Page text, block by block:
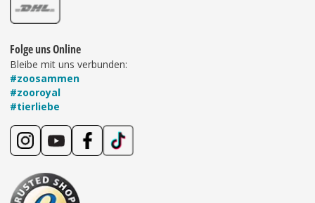
Folge uns Online
Bleibe mit uns verbunden:
#zoosammen
#zooroyal
#tierliebe